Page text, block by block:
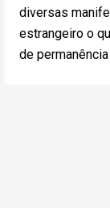
diversas
estrangeiro o
de